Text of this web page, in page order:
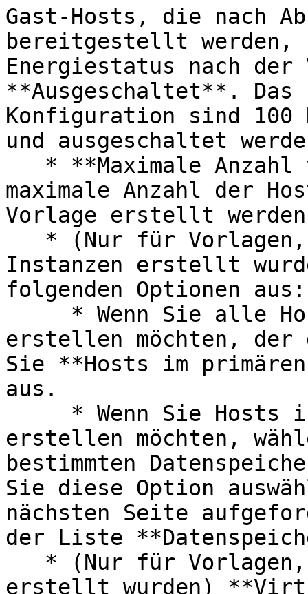
Gast-Hosts, die nach
bereitgestellt werden,
Energiestatus nach
**Ausgeschaltet**. Das
Konfiguration sind
und ausgeschaltet
maximale Anzahl der
Vorlage erstellt werden
Instanzen erstellt
folgenden Optionen aus:
erstellen möchten,
Sie **Hosts im
aus.
erstellen möchten,
bestimmten
Sie diese Option
nächsten Seite
der Liste
erstellt wurden)